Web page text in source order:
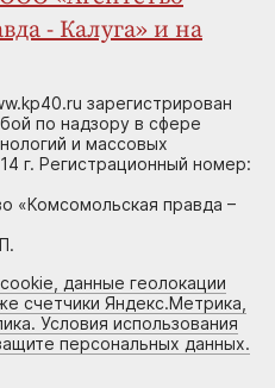
- Калуга» и на
зарегистрирован
по надзору в сфере
и массовых
г. Регистрационный номер:
«Комсомольская правда –
данные геолокации
счетчики Яндекс.Метрика,
Условия использования
персональных данных.